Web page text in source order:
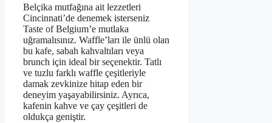
Belçika mutfağına ait lezzetleri
Cincinnati’de denemek isterseniz
Taste of Belgium’e mutlaka
uğramalısınız. Waffle’ları ile ünlü olan
bu kafe, sabah kahvaltıları veya
brunch için ideal bir seçenektir. Tatlı
ve tuzlu farklı waffle çeşitleriyle
damak zevkinize hitap eden bir
deneyim yaşayabilirsiniz. Ayrıca,
kafenin kahve ve çay çeşitleri de
oldukça geniştir.